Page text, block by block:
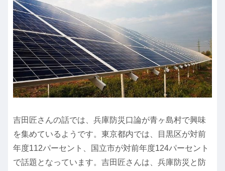
吉田匠さんの話では、兵庫防災口論が青ヶ島村で興味
を集めているようです。東京都内では、目黒区が対前
年度112パーセント、国立市が対前年度124パーセント
で話題となっています。吉田匠さんは、兵庫防災と防